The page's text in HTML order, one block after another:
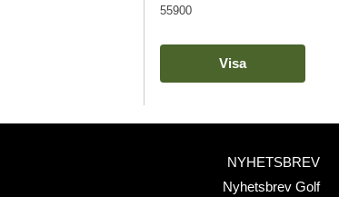
55900
Visa
NYHETSBREV
Nyhetsbrev Golf